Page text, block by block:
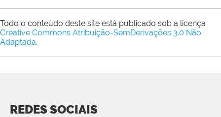
Todo o conteúdo deste site está publicado sob a licença
Creative Commons Atribuição-SemDerivações 3.0 Não
Adaptada.
REDES SOCIAIS